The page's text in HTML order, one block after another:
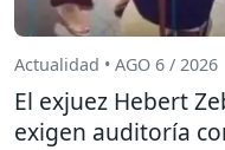
Actualidad • AGO 6 / 2026
El exjuez Hebert
exigen auditoría